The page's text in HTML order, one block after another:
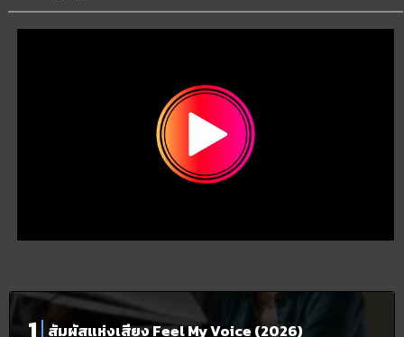
สัมผัสแห่งเสียง Feel My Voice (2026)